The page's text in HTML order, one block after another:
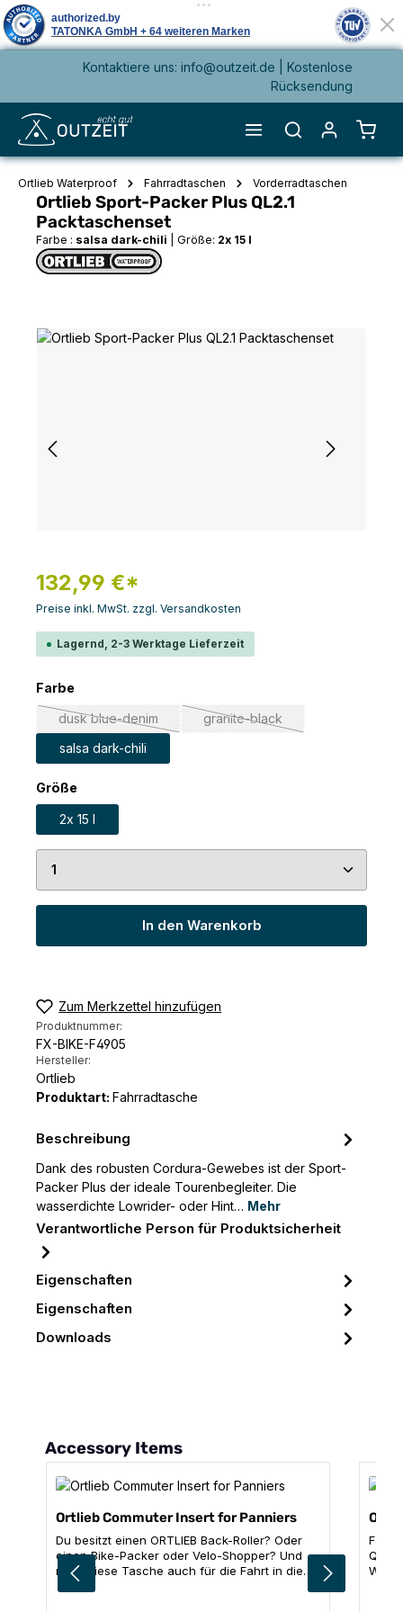
springenKontaktiere uns: info@outzeit.de | Kostenlose
Rücksendung
Ortlieb Waterproof Fahrradtaschen Vorderradtaschen
Ortlieb Sport-Packer Plus QL2.1
Packtaschenset
Farbe : salsa dark-chili Größe: 2x 15 l
Bildergalerie überspringen
132,99 €*
Preise inkl. MwSt. zzgl. Versandkosten
Lagernd, 2-3 Werktage Lieferzeit
Farbeauswählen
dusk blue-denim
(Diese Option ist zurzeit nicht verfügbar.)
granite-black
(Diese Option ist zurzeit
salsa dark-chili
Größeauswählen
2x 15 l
Produkt Anzahl: Gib den gewünschten Wert
In den Warenkorb
Zum Merkzettel hinzufügen
Produktnummer:
FX-BIKE-F4905
Hersteller:
Ortlieb
Produktart: Fahrradtasche
Beschreibung
Dank des robusten Cordura-Gewebes ist der Sport-
Packer Plus der ideale Tourenbegleiter. Die
wasserdichte Lowrider- oder Hint… Mehr
Verantwortliche Person für Produktsicherheit
Eigenschaften
Eigenschaften
Downloads
Produktgalerie überspringen
Accessory Items
Ortlieb Commuter Insert for Panniers
Du besitzt einen ORTLIEB Back-Roller? Oder
einen Bike-Packer oder Velo-Shopper? Und
nutzt diese Tasche auch für die Fahrt in die
Arbeit? Dann ist das hier für dich! Das
QL2/